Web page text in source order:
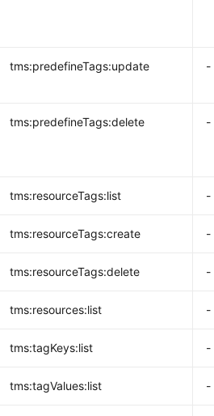
tms:predefineTags:update -
tms:predefineTags:delete -
tms:resourceTags:list -
tms:resourceTags:create -
tms:resourceTags:delete -
tms:resources:list -
tms:tagKeys:list -
tms:tagValues:list -